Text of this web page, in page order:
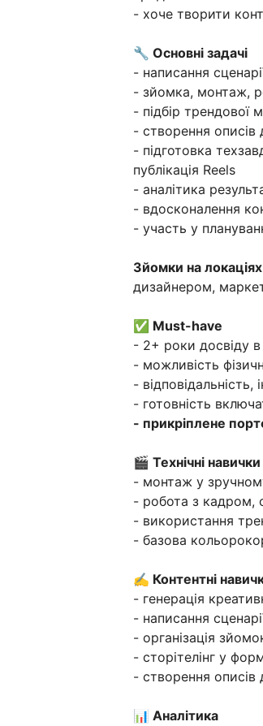
- хоче творити
🔧 Основні задачі
- написання
- зйомка, монтаж,
- підбір трендової
- створення описів
- підготовка
публікація Reels
- аналітика
- вдосконалення
- участь у
Зйомки на
дизайнером,
✅ Must-have
- 2+ роки досвіду в
- можливість
- відповідальність,
- готовність
- прикріплене
🎬 Технічні навички
- монтаж у
- робота з кадром,
- використання
- базова
✍️ Контентні
- генерація
- написання
- організація
- сторітелінг у
- створення описів
📊 Аналітика